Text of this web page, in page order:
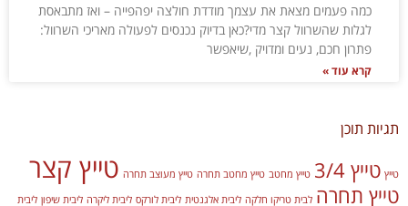
כמה פעמים מצאת את עצמך מודדת חולצה יפהפייה – ואז מתבאסת
לגלות שהשרוול קצר מדי?כאן בדיוק נכנסים לפעולה מאריכי השרוול:
פתרון חכם, נעים ומדויק ,שיאפשר
קרא עוד »
תגיות תוכן
טייץ טייץ 3/4 טייץ מחטב טייץ מחטב תחרה טייץ מעוצב תחרה טייץ קצר
טייץ תחרה לבית טריקו חלקה ליבית אלגנטית ליבית לורקס ליבית ליקרה ליבית שיפון ליבית